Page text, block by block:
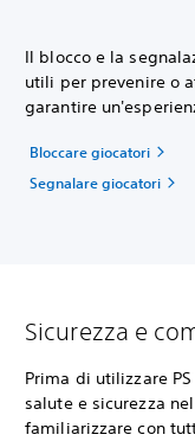
Il blocco e la
utili per prevenire o
garantire
Bloccare giocatori
Segnalare giocatori
Sicurezza e
Prima di utilizzare
salute e sicurezza
familiarizzare con